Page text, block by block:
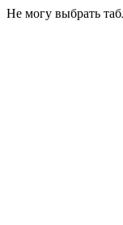
Не могу выбрать